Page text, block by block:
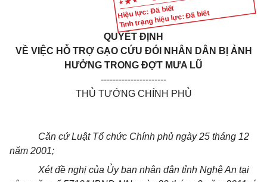
Hiệu lực: Đã biết
Tình trạng hiệu lực: Đã biết
QUYẾT ĐỊNH
VỀ VIỆC HỖ TRỢ GẠO CỨU ĐÓI NHÂN DÂN BỊ ẢNH
HƯỞNG TRONG ĐỢT MƯA LŨ
----------------------
THỦ TƯỚNG CHÍNH PHỦ
Căn cứ Luật Tổ chức Chính phủ ngày 25 tháng 12
năm 2001;
Xét đề nghị của Ủy ban nhân dân tỉnh Nghệ An tại